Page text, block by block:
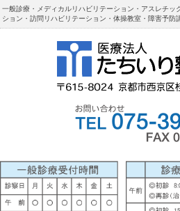
一般診療・メディカルリハビリテーション・アスレチッ
ション・訪問リハビリテーション・体操教室・障害予防